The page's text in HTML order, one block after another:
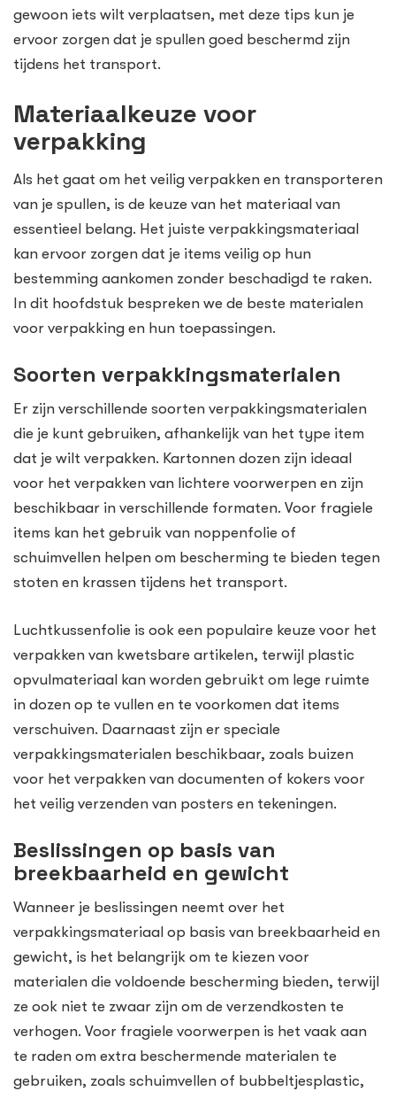
gewoon iets wilt verplaatsen, met deze tips kun je
ervoor zorgen dat je spullen goed beschermd zijn
tijdens het transport.
Materiaalkeuze voor
verpakking
Als het gaat om het veilig verpakken en transporteren
van je spullen, is de keuze van het materiaal van
essentieel belang. Het juiste verpakkingsmateriaal
kan ervoor zorgen dat je items veilig op hun
bestemming aankomen zonder beschadigd te raken.
In dit hoofdstuk bespreken we de beste materialen
voor verpakking en hun toepassingen.
Soorten verpakkingsmaterialen
Er zijn verschillende soorten verpakkingsmaterialen
die je kunt gebruiken, afhankelijk van het type item
dat je wilt verpakken. Kartonnen dozen zijn ideaal
voor het verpakken van lichtere voorwerpen en zijn
beschikbaar in verschillende formaten. Voor fragiele
items kan het gebruik van noppenfolie of
schuimvellen helpen om bescherming te bieden tegen
stoten en krassen tijdens het transport.
Luchtkussenfolie is ook een populaire keuze voor het
verpakken van kwetsbare artikelen, terwijl plastic
opvulmateriaal kan worden gebruikt om lege ruimte
in dozen op te vullen en te voorkomen dat items
verschuiven. Daarnaast zijn er speciale
verpakkingsmaterialen beschikbaar, zoals buizen
voor het verpakken van documenten of kokers voor
het veilig verzenden van posters en tekeningen.
Beslissingen op basis van
breekbaarheid en gewicht
Wanneer je beslissingen neemt over het
verpakkingsmateriaal op basis van breekbaarheid en
gewicht, is het belangrijk om te kiezen voor
materialen die voldoende bescherming bieden, terwijl
ze ook niet te zwaar zijn om de verzendkosten te
verhogen. Voor fragiele voorwerpen is het vaak aan
te raden om extra beschermende materialen te
gebruiken, zoals schuimvellen of bubbeltjesplastic,